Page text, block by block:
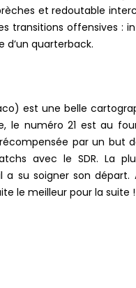
et redoutable
transitions offensives :
d’un quarterback.
est une belle
le numéro 21 est au
par un but
avec le SDR. La
su soigner son départ.
le meilleur pour la suite !